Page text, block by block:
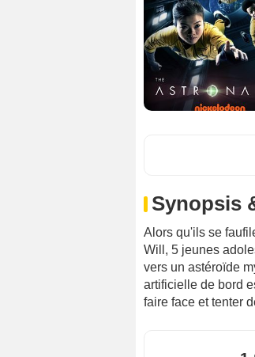
Synopsis
Alors qu'ils se
Will, 5 jeunes
vers un astéroïde
artificielle de bord
faire face et tenter